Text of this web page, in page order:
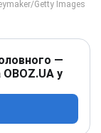
—
у